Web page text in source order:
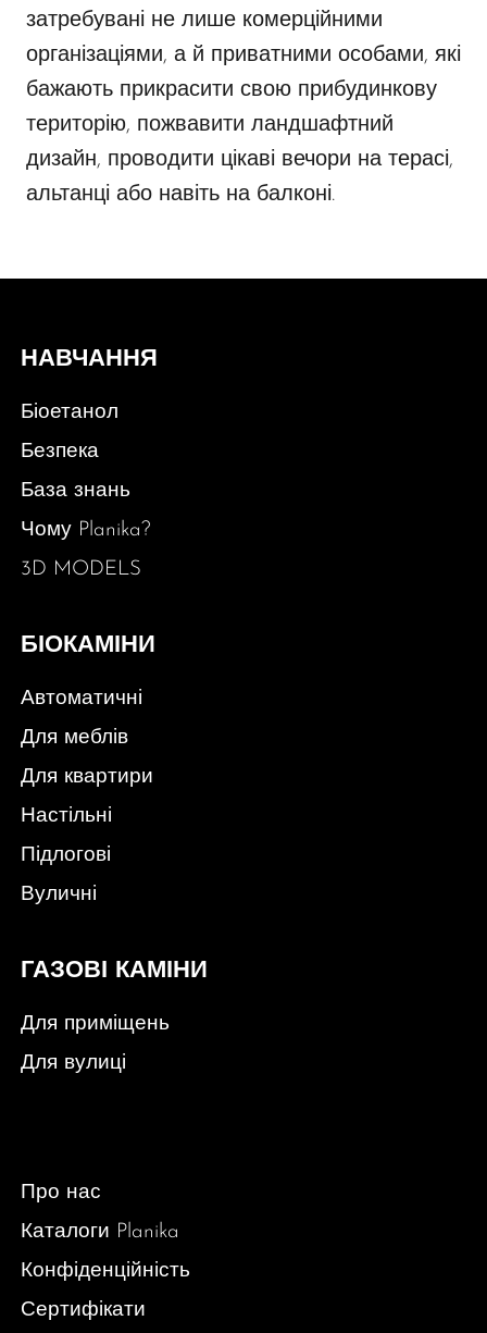
затребувані не лише комерційними
організаціями, а й приватними особами, які
бажають прикрасити свою прибудинкову
територію, пожвавити ландшафтний
дизайн, проводити цікаві вечори на терасі,
альтанці або навіть на балконі.
НАВЧАННЯ
Біоетанол
Безпека
База знань
Чому Planika?
3D MODELS
БІОКАМІНИ
Автоматичні
Для меблів
Для квартири
Настільні
Підлогові
Вуличні
ГАЗОВІ КАМІНИ
Для приміщень
Для вулиці
Про нас
Каталоги Planika
Конфіденційність
Сертифікати